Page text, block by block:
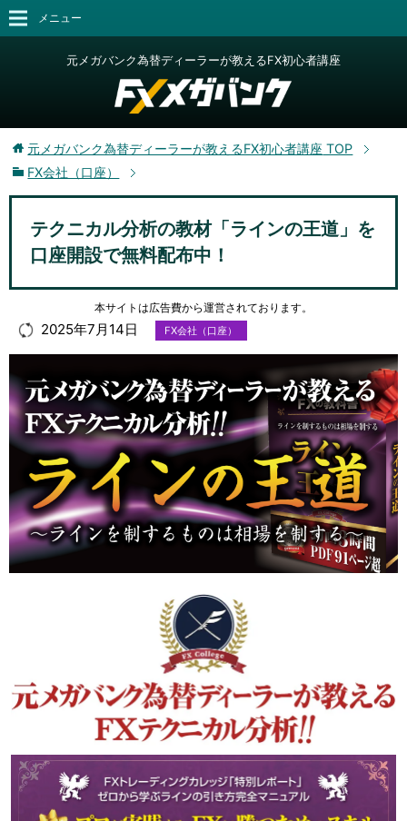
元メガバンク為替ディーラーが教えるFX初心者講座
メニュー
元メガバンク為替ディーラーが教えるFX初心者講座 TOP
FX会社（口座）
テクニカル分析の教材「ラインの王道」を
口座開設で無料配布中！
本サイトは広告費から運営されております。
2025年7月14日 FX会社（口座）